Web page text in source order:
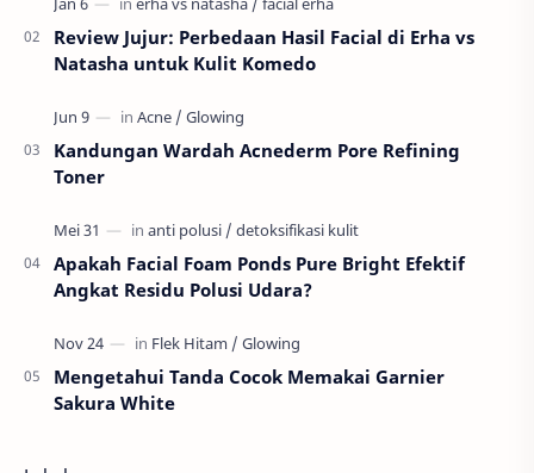
Review Jujur: Perbedaan Hasil Facial di Erha vs
Natasha untuk Kulit Komedo
Kandungan Wardah Acnederm Pore Refining
Toner
Apakah Facial Foam Ponds Pure Bright Efektif
Angkat Residu Polusi Udara?
Mengetahui Tanda Cocok Memakai Garnier
Sakura White